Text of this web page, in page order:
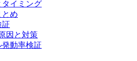
イミング
とめ
証
因と対策
動率検証